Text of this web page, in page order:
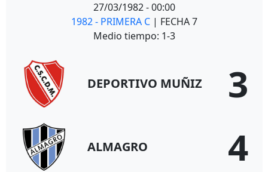
27/03/1982 - 00:00
1982 - PRIMERA C | FECHA 7
Medio tiempo: 1-3
DEPORTIVO MUÑIZ 3
ALMAGRO 4